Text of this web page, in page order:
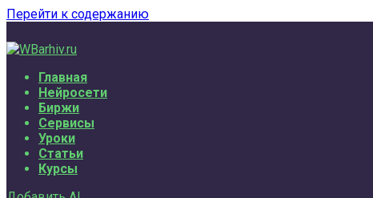
Перейти к содержанию
Главная
Нейросети
Биржи
Сервисы
Уроки
Статьи
Курсы